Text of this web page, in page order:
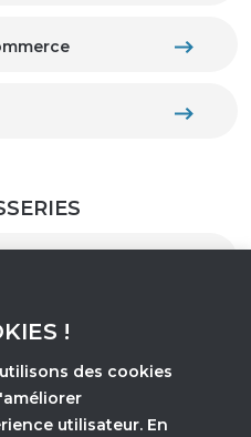
!
des cookies
utilisateur. En